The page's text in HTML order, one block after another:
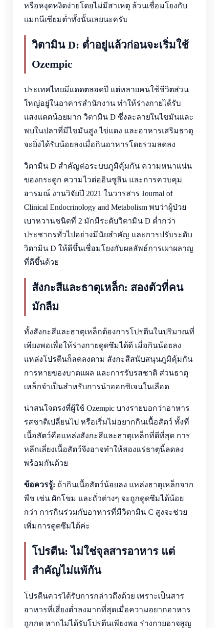
หรือหงุดหงิดง่ายโดยไม่มีสาเหตุ ล้วนเชื่อมโยงกับ
แมกนีเซียมต่ำทั้งนั้นเลยนะครับ
วิตามิน D: ต่ำอยู่แล้วก่อนจะเริ่มใช้
Ozempic
ประเทศไทยมีแดดตลอดปี แต่หลายคนใช้ชีวิตส่วน
ใหญ่อยู่ในอาคารสำนักงาน ทำให้ร่างกายได้รับ
แสงแดดน้อยมาก วิตามิน D ซึ่งละลายในไขมันและ
พบในปลาที่มีไขมันสูง ไข่แดง และอาหารเสริมธาตุ
จะยิ่งได้รับน้อยลงเมื่อกินอาหารโดยรวมลดลง
วิตามิน D สำคัญต่อระบบภูมิคุ้มกัน ความหนาแน่น
ของกระดูก ความไวต่ออินซูลิน และการควบคุม
อารมณ์ งานวิจัยปี 2021 ในวารสาร Journal of
Clinical Endocrinology and Metabolism พบว่าผู้ป่วย
เบาหวานชนิดที่ 2 มักมีระดับวิตามิน D ต่ำกว่า
ประชากรทั่วไปอย่างมีนัยสำคัญ และการปรับระดับ
วิตามิน D ให้ดีขึ้นเชื่อมโยงกับผลลัพธ์การเผาผลาญ
ที่ดีขึ้นด้วย
สังกะสีและธาตุเหล็ก: สองตัวที่คน
มักลืม
ทั้งสังกะสีและธาตุเหล็กต้องการโปรตีนในปริมาณที่
เพียงพอเพื่อให้ร่างกายดูดซึมได้ดี เมื่อกินน้อยลง
แหล่งโปรตีนก็ลดลงตาม สังกะสีสนับสนุนภูมิคุ้มกัน
การหายของบาดแผล และการรับรสชาติ ส่วนธาตุ
เหล็กจำเป็นสำหรับการนำออกซิเจนในเลือด
น่าสนใจตรงที่ผู้ใช้ Ozempic บางรายบอกว่าอาหาร
รสชาติเปลี่ยนไป หรือเริ่มไม่อยากกินเนื้อสัตว์ ทั้งที่
เนื้อสัตว์คือแหล่งสังกะสีและธาตุเหล็กที่ดีที่สุด การ
หลีกเลี่ยงเนื้อสัตว์จึงอาจทำให้สองแร่ธาตุนี้ลดลง
พร้อมกันด้วย
ข้อควรรู้: ถ้ากินเนื้อสัตว์น้อยลง แหล่งธาตุเหล็กจาก
พืช เช่น ผักโขม และถั่วต่างๆ จะถูกดูดซึมได้น้อย
กว่า การกินร่วมกับอาหารที่มีวิตามิน C สูงจะช่วย
เพิ่มการดูดซึมได้ค่ะ
โปรตีน: ไม่ใช่จุลสารอาหาร แต่
สำคัญไม่แพ้กัน
โปรตีนควรได้รับการกล่าวถึงด้วย เพราะเป็นสาร
อาหารที่เสี่ยงต่ำลงมากที่สุดเมื่อความอยากอาหาร
ถูกกด หากไม่ได้รับโปรตีนเพียงพอ ร่างกายอาจสูญ